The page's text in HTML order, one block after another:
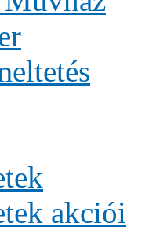
akciói